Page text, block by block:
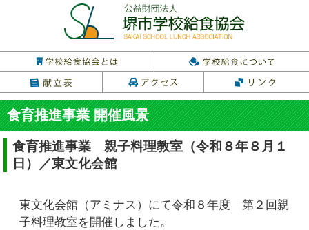
食育推進事業 開催風景
食育推進事業 親子料理教室（令和８年８月１
日）／東文化会館
東文化会館（アミナス）にて令和８年度 第２回親
子料理教室を開催しました。